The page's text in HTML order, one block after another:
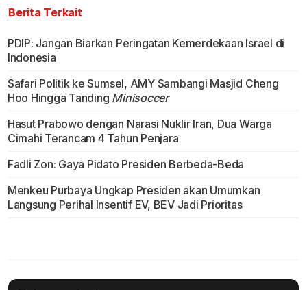
Berita Terkait
PDIP: Jangan Biarkan Peringatan Kemerdekaan Israel di
Indonesia
Safari Politik ke Sumsel, AMY Sambangi Masjid Cheng
Hoo Hingga Tanding Minisoccer
Hasut Prabowo dengan Narasi Nuklir Iran, Dua Warga
Cimahi Terancam 4 Tahun Penjara
Fadli Zon: Gaya Pidato Presiden Berbeda-Beda
Menkeu Purbaya Ungkap Presiden akan Umumkan
Langsung Perihal Insentif EV, BEV Jadi Prioritas